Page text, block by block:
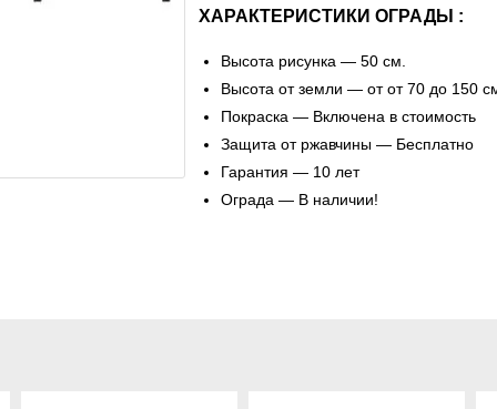
ХАРАКТЕРИСТИКИ ОГРАДЫ :
Высота рисунка — 50 см.
Высота от земли — от от 70 до 150
Покраска — Включена в стоимость
Защита от ржавчины — Бесплатно
Гарантия — 10 лет
Ограда — В наличии!